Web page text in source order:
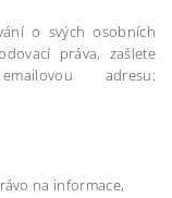
o svých osobních
práva, zašlete
adresu:
na informace,